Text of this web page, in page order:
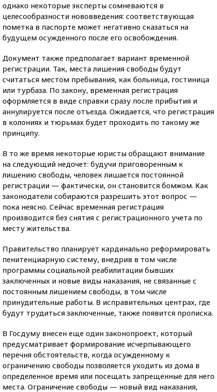
однако некоторые эксперты сомневаются в
целесообразности нововведения: соответствующая
пометка в паспорте может негативно сказаться на
будущем осужденного после его освобождения.
Документ также предполагает вариант временной
регистрации. Так, места лишения свободы будут
считаться местом пребывания, как больница, гостиница
или турбаза. По закону, временная регистрация
оформляется в виде справки сразу после прибытия и
аннулируется после отъезда. Ожидается, что регистрация
в колониях и тюрьмах будет проходить по такому же
принципу.
В то же время некоторые юристы обращают внимание
на следующий недочет: будучи приговоренным к
лишению свободы, человек лишается постоянной
регистрации — фактически, он становится бомжом. Как
законодатели собираются разрешить этот вопрос —
пока неясно. Сейчас временная регистрация
производится без снятия с регистрационного учета по
месту жительства.
Правительство планирует кардинально реформировать
пенитенциарную систему, внедрив в том числе
программы социальной реабилитации бывших
заключенных и новые виды наказания, не связанные с
постоянным лишением свободы, в том числе
принудительные работы. В исправительных центрах, где
будут трудиться заключенные, также появится прописка.
В Госдуму внесен еще один законопроект, который
предусматривает формирование исчерпывающего
перечня обстоятельств, когда осужденному к
ограничению свободы позволяется уходить из дома в
определенное время или посещать запрещенные для него
места. Ограничение свободы — новый вид наказания,